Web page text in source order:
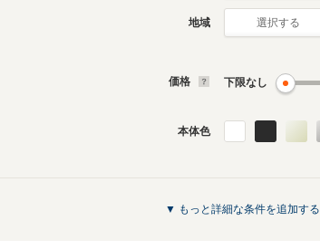
地域 選択する
価格 下限なし
本体色
▼ もっと詳細な条件を追加する